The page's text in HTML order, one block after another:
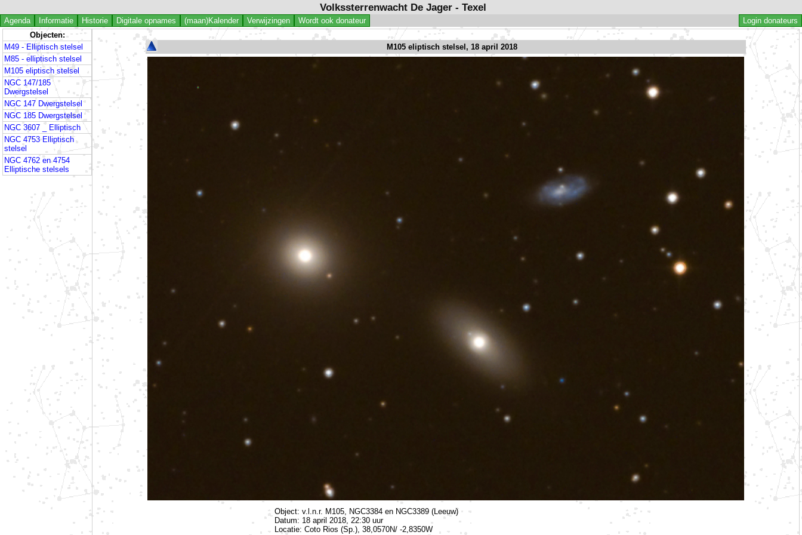
Volkssterrenwacht De Jager - Texel
Agenda Informatie Historie Digitale opnames (maan)Kalender Verwijzingen Wordt ook donateur
Login donateurs
Objecten:
M49 - Elliptisch stelsel
M85 - elliptisch stelsel
M105 eliptisch stelsel
NGC 147/185
Dwergstelsel
NGC 147 Dwergstelsel
NGC 185 Dwergstelsel
NGC 3607 _ Elliptisch
NGC 4753 Elliptisch
stelsel
NGC 4762 en 4754
Elliptische stelsels
M105 eliptisch stelsel, 18 april 2018
Object: v.l.n.r. M105, NGC3384 en NGC3389 (Leeuw)
Datum: 18 april 2018, 22:30 uur
Locatie: Coto Rios (Sp.), 38,0570N/ -2,8350W